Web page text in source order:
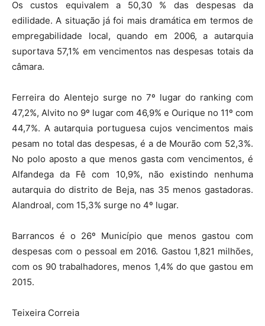
Os custos equivalem a 50,30 % das despesas da
edilidade. A situação já foi mais dramática em termos de
empregabilidade local, quando em 2006, a autarquia
suportava 57,1% em vencimentos nas despesas totais da
câmara.
Ferreira do Alentejo surge no 7º lugar do ranking com
47,2%, Alvito no 9º lugar com 46,9% e Ourique no 11º com
44,7%. A autarquia portuguesa cujos vencimentos mais
pesam no total das despesas, é a de Mourão com 52,3%.
No polo aposto a que menos gasta com vencimentos, é
Alfandega da Fê com 10,9%, não existindo nenhuma
autarquia do distrito de Beja, nas 35 menos gastadoras.
Alandroal, com 15,3% surge no 4º lugar.
Barrancos é o 26º Município que menos gastou com
despesas com o pessoal em 2016. Gastou 1,821 milhões,
com os 90 trabalhadores, menos 1,4% do que gastou em
2015.
Teixeira Correia